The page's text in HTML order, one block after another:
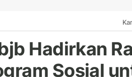
Hadirkan
Sosial